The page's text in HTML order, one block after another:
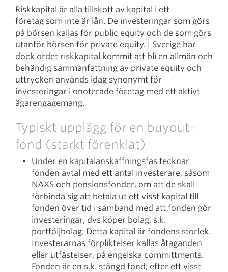
Riskkapital är alla tillskott av kapital i ett
företag som inte är lån. De investeringar som görs
på börsen kallas för public equity och de som görs
utanför börsen för private equity. I Sverige har
dock ordet riskkapital kommit att bli en allmän och
behändig sammanfattning av private equity och
uttrycken används idag synonymt för
investeringar i onoterade företag med ett aktivt
ägarengagemang.
Typiskt upplägg för en buyout-
fond (starkt förenklat)
Under en kapitalanskaffningsfas tecknar
fonden avtal med ett antal investerare, såsom
NAXS och pensionsfonder, om att de skall
förbinda sig att betala ut ett visst kapital till
fonden över tid i samband med att fonden gör
investeringar, dvs köper bolag, s.k.
portföljbolag. Detta kapital är fondens storlek.
Investerarnas förpliktelser kallas åtaganden
eller utfästelser, på engelska committments.
Fonden är en s.k. stängd fond; efter ett visst